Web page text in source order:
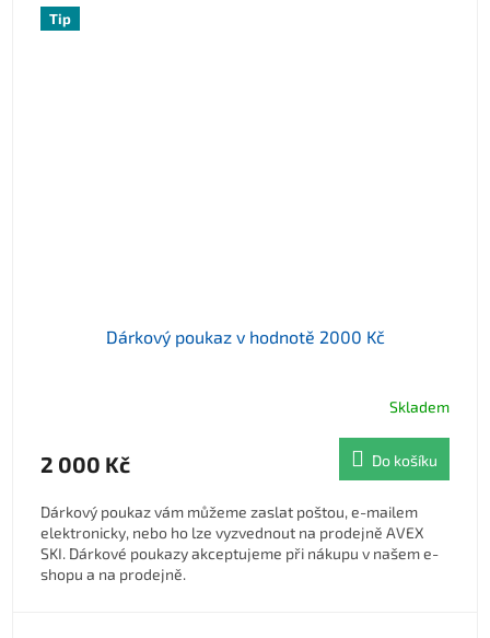
Tip
Dárkový poukaz v hodnotě 2000 Kč
Skladem
2 000 Kč Do košíku
Dárkový poukaz vám můžeme zaslat poštou, e-mailem
elektronicky, nebo ho lze vyzvednout na prodejně AVEX
SKI. Dárkové poukazy akceptujeme při nákupu v našem e-
shopu a na prodejně.